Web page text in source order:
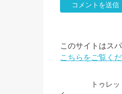
このサイトはス
こちらをご覧く
トゥレ